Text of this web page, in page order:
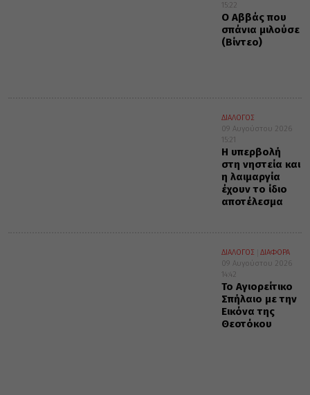
15:22
Ο Αββάς που
σπάνια μιλούσε
(Βίντεο)
ΔΙΑΛΟΓΟΣ
09 Αυγούστου 2026
15:21
Η υπερβολή
στη νηστεία και
η λαιμαργία
έχουν το ίδιο
αποτέλεσμα
ΔΙΑΛΟΓΟΣ
ΔΙΑΦΟΡΑ
09 Αυγούστου 2026
14:42
Το Αγιορείτικο
Σπήλαιο με την
Εικόνα της
Θεοτόκου